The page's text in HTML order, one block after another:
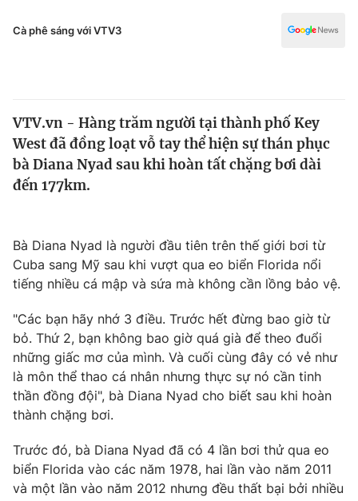
Thế giới
Tin tức
Câu chuyện quốc tế
Tài chính
Thị trường
Dữ liệu và đời sống
Phim VTV
Hậu trường
Nhân vật
Giải sao mai
Giải trí
Điện ảnh
Âm nhạc
Sao
Đời sống
Du lịch
Làm đẹp
Chất lượng cuộc sống
Tuyển sinh
Công nghệ
Y tế
Cà phê sáng với VTV3
VTV.vn - Hàng trăm người tại thành phố Key
West đã đồng loạt vỗ tay thể hiện sự thán phục
bà Diana Nyad sau khi hoàn tất chặng bơi dài
đến 177km.
Bà Diana Nyad là người đầu tiên trên thế giới bơi từ
Cuba sang Mỹ sau khi vượt qua eo biển Florida nổi
tiếng nhiều cá mập và sứa mà không cần lồng bảo vệ.
"Các bạn hãy nhớ 3 điều. Trước hết đừng bao giờ từ
bỏ. Thứ 2, bạn không bao giờ quá già để theo đuổi
những giấc mơ của mình. Và cuối cùng đây có vẻ như
là môn thể thao cá nhân nhưng thực sự nó cần tinh
thần đồng đội", bà Diana Nyad cho biết sau khi hoàn
thành chặng bơi.
Trước đó, bà Diana Nyad đã có 4 lần bơi thử qua eo
biển Florida vào các năm 1978, hai lần vào năm 2011
và một lần vào năm 2012 nhưng đều thất bại bởi nhiều